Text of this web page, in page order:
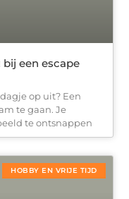
een escape
op uit? Een
te gaan. Je
te ontsnappen
HOBBY EN VRIJE TIJD